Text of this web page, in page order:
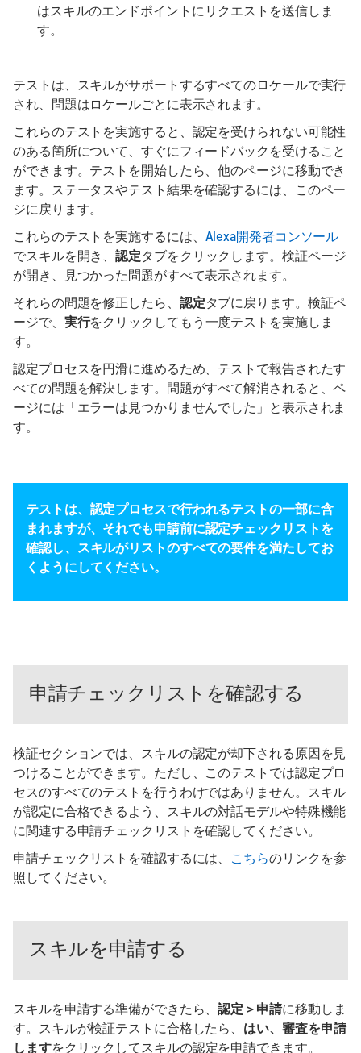
はスキルのエンドポイントにリクエストを送信しま
す。
テストは、スキルがサポートするすべてのロケールで実行
され、問題はロケールごとに表示されます。
これらのテストを実施すると、認定を受けられない可能性
のある箇所について、すぐにフィードバックを受けること
ができます。テストを開始したら、他のページに移動でき
ます。ステータスやテスト結果を確認するには、このペー
ジに戻ります。
これらのテストを実施するには、 Alexa開発者コンソール
でスキルを開き、認定タブをクリックします。検証ページ
が開き、見つかった問題がすべて表示されます。
それらの問題を修正したら、 認定タブに戻ります。検証ペ
ージで、 実行をクリックしてもう一度テストを実施しま
す。
認定プロセスを円滑に進めるため、テストで報告されたす
べての問題を解決します。問題がすべて解消されると、ペ
ージには「エラーは見つかりませんでした」と表示されま
す。
テストは、認定プロセスで行われるテストの一部に含
まれますが、それでも申請前に認定チェックリストを
確認し、スキルがリストのすべての要件を満たしてお
くようにしてください。
申請チェックリストを確認する
検証セクションでは、スキルの認定が却下される原因を見
つけることができます。ただし、このテストでは認定プロ
セスのすべてのテストを行うわけではありません。スキル
が認定に合格できるよう、スキルの対話モデルや特殊機能
に関連する申請チェックリストを確認してください。
申請チェックリストを確認するには、 こちらのリンクを参
照してください。
スキルを申請する
スキルを申請する準備ができたら、認定＞申請に移動しま
す。スキルが検証テストに合格したら、 はい、審査を申請
しますをクリックしてスキルの認定を申請できます。